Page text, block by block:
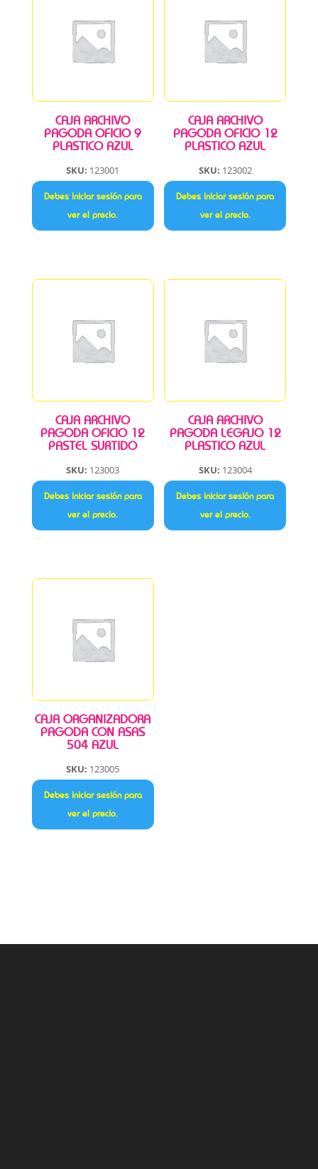
CAJA ARCHIVO
PAGODA OFICIO 9
PLASTICO AZUL
SKU: 123001
Debes iniciar sesión para
ver el precio.
CAJA ARCHIVO
PAGODA OFICIO 12
PLASTICO AZUL
SKU: 123002
Debes iniciar sesión para
ver el precio.
CAJA ARCHIVO
PAGODA OFICIO 12
PASTEL SURTIDO
SKU: 123003
Debes iniciar sesión para
ver el precio.
CAJA ARCHIVO
PAGODA LEGAJO 12
PLASTICO AZUL
SKU: 123004
Debes iniciar sesión para
ver el precio.
CAJA ORGANIZADORA
PAGODA CON ASAS
504 AZUL
SKU: 123005
Debes iniciar sesión para
ver el precio.